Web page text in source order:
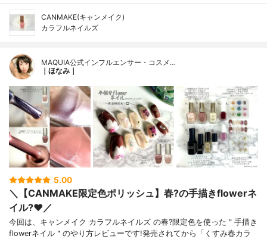
CANMAKE(キャンメイク)
カラフルネイルズ
MAQUIA公式インフルエンサー・コスメ…
｜ほなみ｜
5.00
＼【CANMAKE限定色ポリッシュ】春?の手描きflowerネ
イル?❤️／
今回は、キャンメイク カラフルネイルズ の春?限定色を使った＂手描き
flowerネイル＂のやり方レビューです!発売されてから「くすみ春カラ